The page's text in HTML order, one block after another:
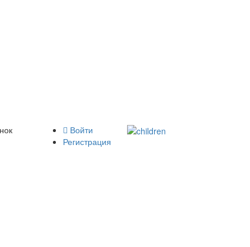
Войти
Регистрация